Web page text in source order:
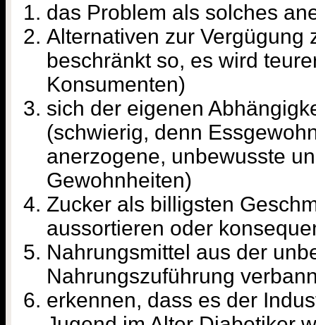
das Problem als solches
Alternativen zur Vergügung
beschränkt so, es wird
Konsumenten)
sich der eigenen
(schwierig, denn
anerzogene, unbewusste
Gewohnheiten)
Zucker als billigsten
aussortieren oder
Nahrungsmittel aus der
Nahrungszuführung
erkennen, dass es der